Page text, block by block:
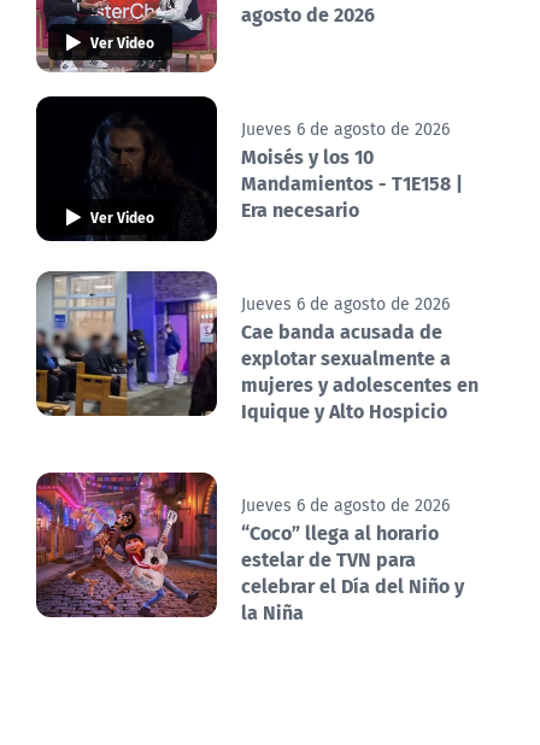
Ver Video
agosto de 2026
Ver Video
Jueves 6 de agosto de 2026
Moisés y los 10
Mandamientos - T1E158 |
Era necesario
Jueves 6 de agosto de 2026
Cae banda acusada de
explotar sexualmente a
mujeres y adolescentes en
Iquique y Alto Hospicio
Jueves 6 de agosto de 2026
“Coco” llega al horario
estelar de TVN para
celebrar el Día del Niño y
la Niña